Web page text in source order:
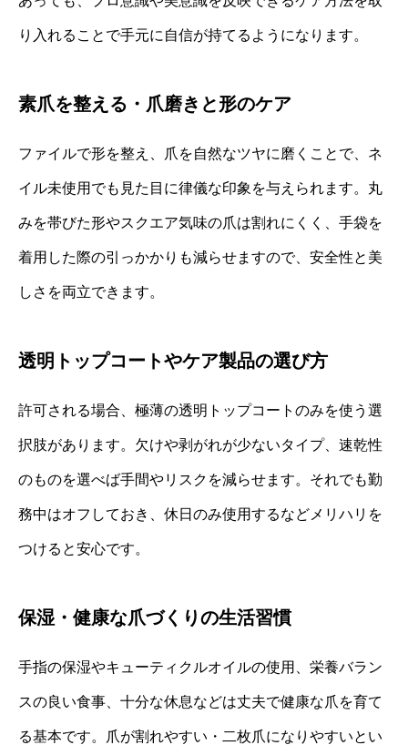
り入れることで手元に自信が持てるようになります。
素爪を整える・爪磨きと形のケア
ファイルで形を整え、爪を自然なツヤに磨くことで、ネ
イル未使用でも見た目に律儀な印象を与えられます。丸
みを帯びた形やスクエア気味の爪は割れにくく、手袋を
着用した際の引っかかりも減らせますので、安全性と美
しさを両立できます。
透明トップコートやケア製品の選び方
許可される場合、極薄の透明トップコートのみを使う選
択肢があります。欠けや剥がれが少ないタイプ、速乾性
のものを選べば手間やリスクを減らせます。それでも勤
務中はオフしておき、休日のみ使用するなどメリハリを
つけると安心です。
保湿・健康な爪づくりの生活習慣
手指の保湿やキューティクルオイルの使用、栄養バラン
スの良い食事、十分な休息などは丈夫で健康な爪を育て
る基本です。爪が割れやすい・二枚爪になりやすいとい